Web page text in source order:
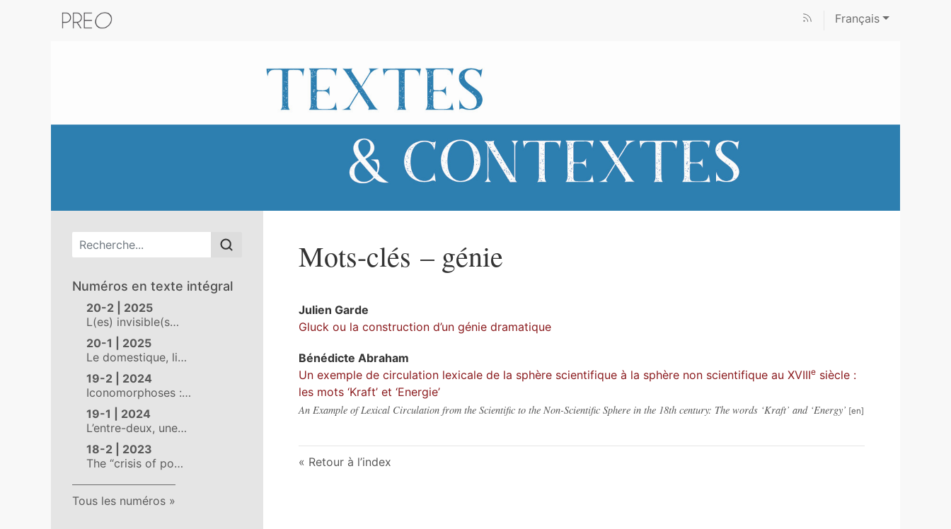
Français
Menu principal
Numéros en texte intégral
20-2 | 2025
L(es) invisible(s…
20-1 | 2025
Le domestique, li…
19-2 | 2024
Iconomorphoses :…
19-1 | 2024
L’entre-deux, une…
18-2 | 2023
The “crisis of po…
Tous les numéros
Mots-clés – génie
Julien Garde
Gluck ou la construction d’un génie dramatique
Bénédicte Abraham
Un exemple de circulation lexicale de la sphère scientifique à la sphère non scientifique au XVIIIe siècle :
les mots ‘Kraft’ et ‘Energie’
An Example of Lexical Circulation from the Scientific to the Non-Scientific Sphere in the 18th century: The words ‘Kraft’ and ‘Energy’
Retour à l’index